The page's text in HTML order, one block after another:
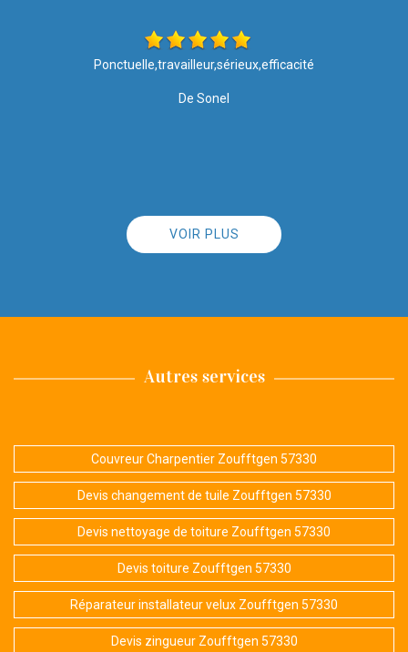
Travail parfait, très soigné, très propre. Explications fournies
agréablement reçues par mes soins). Entreprise très
VOIR PLUS
Autres services
Couvreur Charpentier Zoufftgen 57330
Devis changement de tuile Zoufftgen 57330
Devis nettoyage de toiture Zoufftgen 57330
Devis toiture Zoufftgen 57330
Réparateur installateur velux Zoufftgen 57330
Devis zingueur Zoufftgen 57330